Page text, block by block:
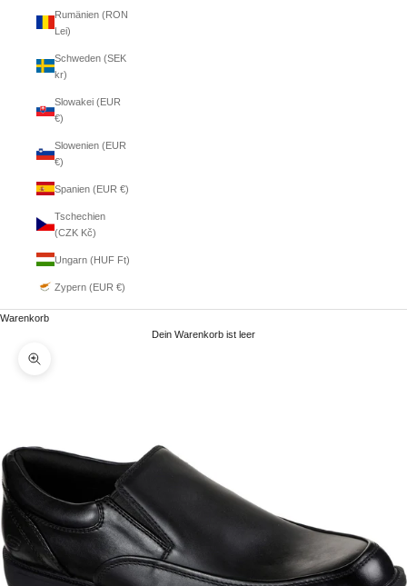
Rumänien (RON
Lei)
Schweden (SEK
kr)
Slowakei (EUR
€)
Slowenien (EUR
€)
Spanien (EUR €)
Tschechien
(CZK Kč)
Ungarn (HUF Ft)
Zypern (EUR €)
Warenkorb
Dein Warenkorb ist leer
Bild vergrößern